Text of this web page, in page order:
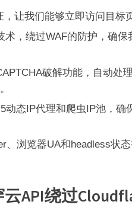
，让我们能够立即访问目标
术，绕过WAF的防护，确保
破解功能，自动处
动态IP代理和爬虫IP池，确
、浏览器UA和headless状
API绕过